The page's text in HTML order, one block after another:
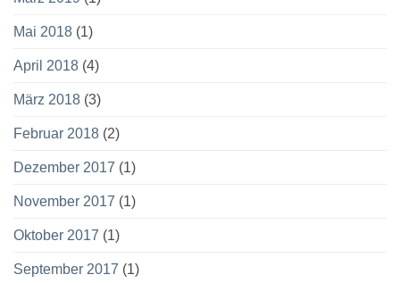
Mai 2018 (1)
April 2018 (4)
März 2018 (3)
Februar 2018 (2)
Dezember 2017 (1)
November 2017 (1)
Oktober 2017 (1)
September 2017 (1)